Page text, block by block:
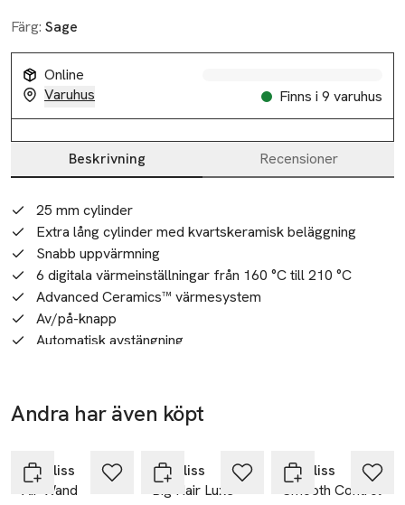
Färg: Sage
Online
Varuhus
Finns i 9 varuhus
Beskrivning Recensioner
Beskrivning
25 mm cylinder
Extra lång cylinder med kvartskeramisk beläggning
Snabb uppvärmning
6 digitala värmeinställningar från 160 °C till 210 °C
Advanced Ceramics™ värmesystem
Av/på-knapp
Automatisk avstängning
3 års garanti
Vår Xanadu-locktång är perfekt när du enkelt vill skapa
extra lång, cylinder är den perfekt för styling av alla
hårlängder.
Tillverkare
BaByliss Nordic AB
Andra har även köpt
Babyliss
Air Wand
-25%
Babyliss
Big Hair Luxe
Babyliss
Smooth Control